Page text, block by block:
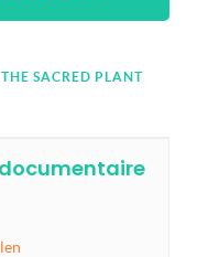
SACRED PLANT